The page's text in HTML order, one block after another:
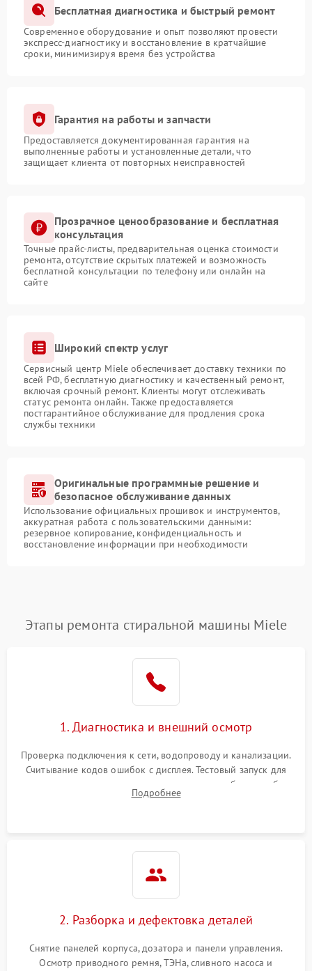
Бесплатная диагностика и быстрый ремонт
Современное оборудование и опыт позволяют провести
экспресс-диагностику и восстановление в кратчайшие
сроки, минимизируя время без устройства
Гарантия на работы и запчасти
Предоставляется документированная гарантия на
выполненные работы и установленные детали, что
защищает клиента от повторных неисправностей
Прозрачное ценообразование и бесплатная
консультация
Точные прайс-листы, предварительная оценка стоимости
ремонта, отсутствие скрытых платежей и возможность
бесплатной консультации по телефону или онлайн на
сайте
Широкий спектр услуг
Сервисный центр Miele обеспечивает доставку техники по
всей РФ, бесплатную диагностику и качественный ремонт,
включая срочный ремонт. Клиенты могут отслеживать
статус ремонта онлайн. Также предоставляется
постгарантийное обслуживание для продления срока
службы техники
Оригинальные программные решение и
безопасное обслуживание данных
Использование официальных прошивок и инструментов,
аккуратная работа с пользовательскими данными:
резервное копирование, конфиденциальность и
восстановление информации при необходимости
Этапы ремонта стиральной машины Miele
1. Диагностика и внешний осмотр
Проверка подключения к сети, водопроводу и канализации.
Считывание кодов ошибок с дисплея. Тестовый запуск для
выявления посторонних шумов, протечек или сбоев в работе
электронного модуля управления.
Подробнее
2. Разборка и дефектовка деталей
Снятие панелей корпуса, дозатора и панели управления.
Осмотр приводного ремня, ТЭНа, сливного насоса и